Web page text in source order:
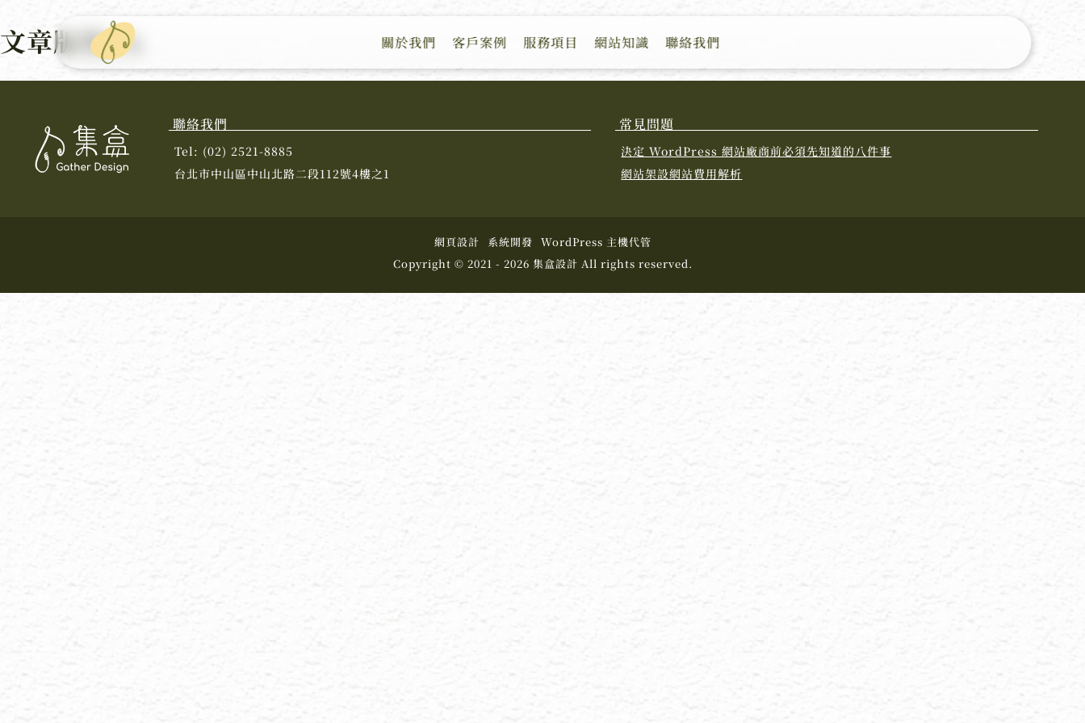
關於我們 客戶案例 服務項目 網站知識 聯絡我們
文章版型_A
聯絡我們
Tel: (02) 2521-8885
台北市中山區中山北路二段112號4樓之1
常見問題
決定 WordPress 網站廠商前必須先知道的八件事
網站架設網站費用解析
網頁設計 系統開發 WordPress 主機代管
Copyright © 2021 - 2026 集盒設計 All rights reserved.